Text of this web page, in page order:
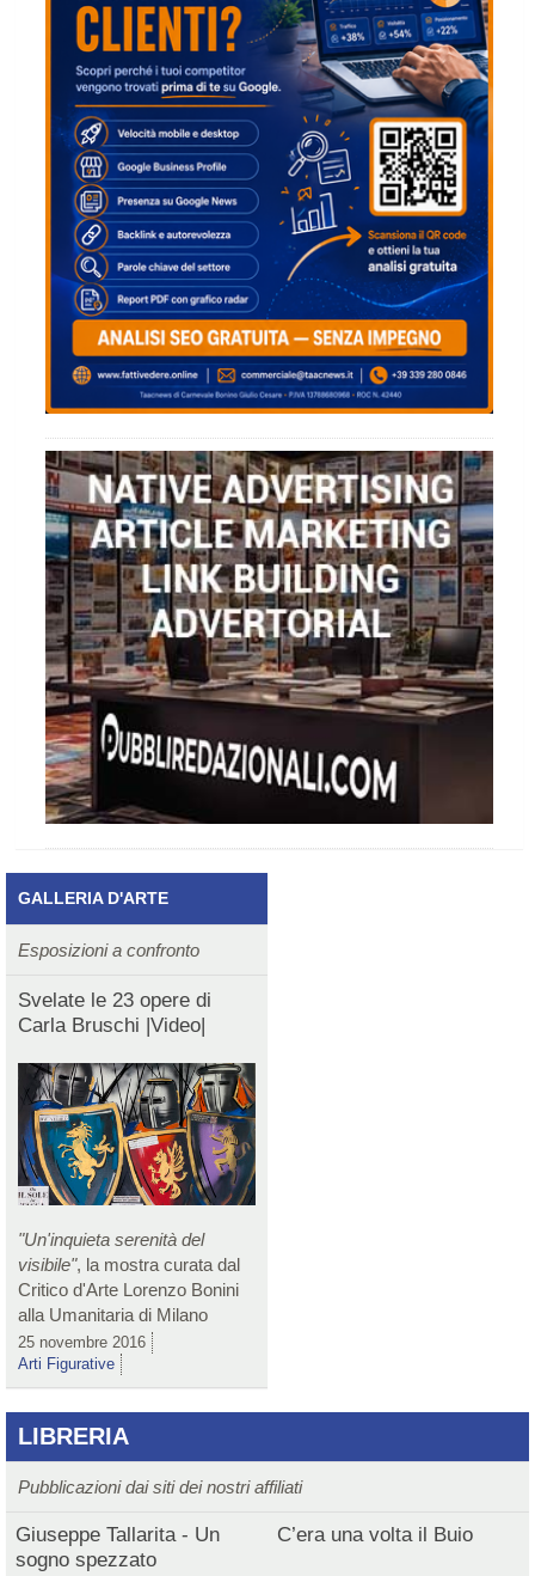
GALLERIA D'ARTE
Esposizioni a confronto
Svelate le 23 opere di
Carla Bruschi |Video|
"Un'inquieta serenità del
visibile", la mostra curata dal
Critico d'Arte Lorenzo Bonini
alla Umanitaria di Milano
25 novembre 2016
Arti Figurative
LIBRERIA
Pubblicazioni dai siti dei nostri affiliati
Giuseppe Tallarita - Un
sogno spezzato
C’era una volta il Buio